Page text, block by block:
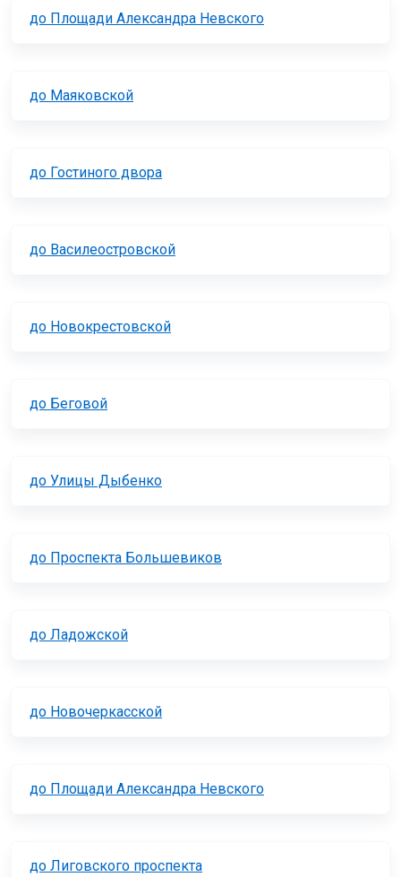
до Площади Александра Невского
до Маяковской
до Гостиного двора
до Василеостровской
до Новокрестовской
до Беговой
до Улицы Дыбенко
до Проспекта Большевиков
до Ладожской
до Новочеркасской
до Площади Александра Невского
до Лиговского проспекта